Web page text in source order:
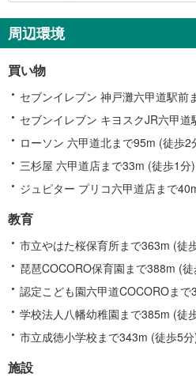
に
関
る
情
報
周辺環境
買い物
セブンイレブン 神戸灘六甲道駅前
セブンイレブン キヨスクJR六甲
ローソン 六甲道北まで95m (徒歩2
三杉屋 六甲道店まで33m (徒歩1分)
ジュピター プリコ六甲道店まで
教育
市立やはた桜保育所まで363m (徒
琵琶COCORO保育園まで388m (
認定こども園六甲道COCOROま
学校法人八幡幼稚園まで385m (徒
市立成徳小学校まで343m (徒歩5
施設